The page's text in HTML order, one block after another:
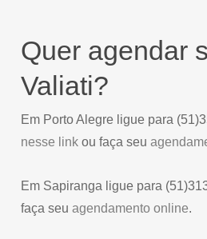
Quer agendar
Valiati?
Em Porto Alegre ligue para
nesse link ou faça seu
Em Sapiranga ligue para
faça seu agendamento online.